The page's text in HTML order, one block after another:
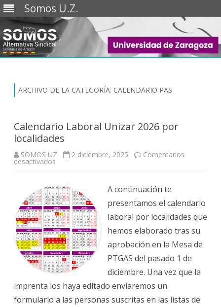
Somos U.Z.
Saltar
ARCHIVO DE LA CATEGORÍA: CALENDARIO PAS
Calendario Laboral Unizar 2026 por
localidades
SOMOS UZ 2 diciembre, 2025 Comentarios
desactivados
2026
por
localidades
A continuación te
presentamos el calendario
laboral por localidades que
hemos elaborado tras su
aprobación en la Mesa de
PTGAS del pasado 1 de
diciembre. Una vez que la
imprenta los haya editado enviaremos un
formulario a las personas suscritas en las listas de